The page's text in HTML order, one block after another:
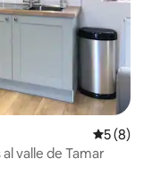
5 (8)
valle de Tamar